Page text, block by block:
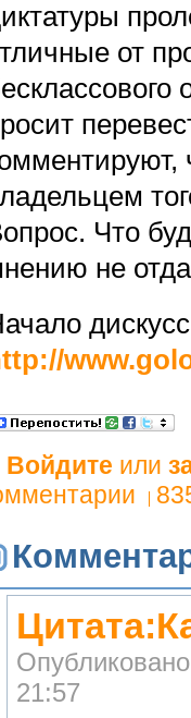
от
Что
не
Войдите или
21:57